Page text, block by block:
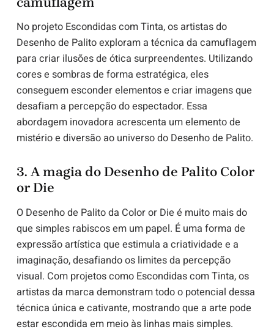
No projeto Escondidas com Tinta, os artistas do
Desenho de Palito exploram a técnica da camuflagem
para criar ilusões de ótica surpreendentes. Utilizando
cores e sombras de forma estratégica, eles
conseguem esconder elementos e criar imagens que
desafiam a percepção do espectador. Essa
abordagem inovadora acrescenta um elemento de
mistério e diversão ao universo do Desenho de Palito.
3. A magia do Desenho de Palito Color
or Die
O Desenho de Palito da Color or Die é muito mais do
que simples rabiscos em um papel. É uma forma de
expressão artística que estimula a criatividade e a
imaginação, desafiando os limites da percepção
visual. Com projetos como Escondidas com Tinta, os
artistas da marca demonstram todo o potencial dessa
técnica única e cativante, mostrando que a arte pode
estar escondida em meio às linhas mais simples.